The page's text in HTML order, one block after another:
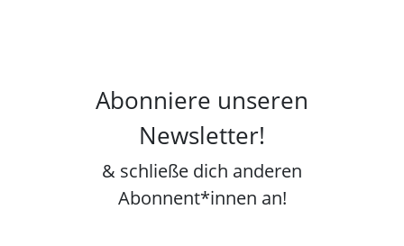
Abonniere unseren
Newsletter!
& schließe dich anderen
Abonnent*innen an!